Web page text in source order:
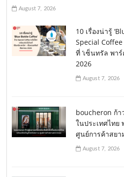
August 7, 2026
10 เรื่องน่ารู้
Special
ที่ ‘เซ็นทรัล พา
2026
August 7, 2026
boucheron ก้า
ในประเทศไทย
ศูนย์การค้าสยา
August 7, 2026